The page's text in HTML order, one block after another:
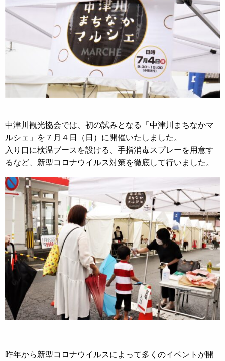
中津川観光協会では、初の試みとなる「中津川まちなかマ
ルシェ」を７月４日（日）に開催いたしました。
入り口に検温ブースを設ける、手指消毒スプレーを用意す
るなど、新型コロナウイルス対策を徹底して行いました。
昨年から新型コロナウイルスによって多くのイベントが開